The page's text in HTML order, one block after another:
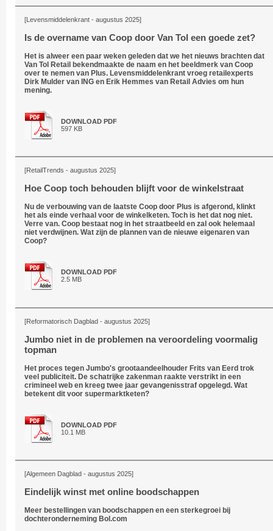
[Levensmiddelenkrant - augustus 2025]
Is de overname van Coop door Van Tol een goede zet?
Het is alweer een paar weken geleden dat we het nieuws brachten dat
Van Tol Retail bekendmaakte de naam en het beeldmerk van Coop
over te nemen van Plus. Levensmiddelenkrant vroeg retailexperts
Dirk Mulder van ING en Erik Hemmes van Retail Advies om hun
mening.
DOWNLOAD PDF
597 KB
[RetailTrends - augustus 2025]
Hoe Coop toch behouden blijft voor de winkelstraat
Nu de verbouwing van de laatste Coop door Plus is afgerond, klinkt
het als einde verhaal voor de winkelketen. Toch is het dat nog niet.
Verre van. Coop bestaat nog in het straatbeeld en zal ook helemaal
niet verdwijnen. Wat zijn de plannen van de nieuwe eigenaren van
Coop?
DOWNLOAD PDF
2.5 MB
[Reformatorisch Dagblad - augustus 2025]
Jumbo niet in de problemen na veroordeling voormalig
topman
Het proces tegen Jumbo's grootaandeelhouder Frits van Eerd trok
veel publiciteit. De schatrijke zakenman raakte verstrikt in een
crimineel web en kreeg twee jaar gevangenisstraf opgelegd. Wat
betekent dit voor supermarktketen?
DOWNLOAD PDF
10.1 MB
[Algemeen Dagblad - augustus 2025]
Eindelijk winst met online boodschappen
Meer bestellingen van boodschappen en een sterkegroei bij
dochteronderneming Bol.com